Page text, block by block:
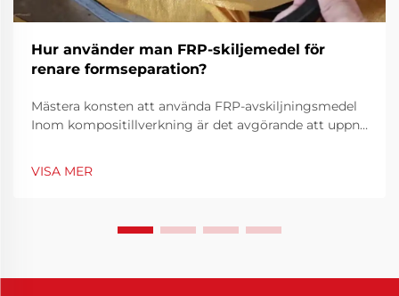
Hur använder man FRP-skiljemedel för
renare formseparation?
Mästera konsten att använda FRP-avskiljningsmedel
Inom kompositillverkning är det avgörande att uppnå
avskiljningsmedel spelar en viktig roll i denna pr...
VISA MER